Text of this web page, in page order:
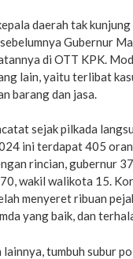
daerah tak
Gubernur
di OTT KPK.
lain, yaitu terlibat
barang dan jasa.
sejak pilkada
ini terdapat 405
rincian, gubernur
wakil walikota 15.
menyeret ribuan
yang baik, dan
lainnya, tumbuh subur